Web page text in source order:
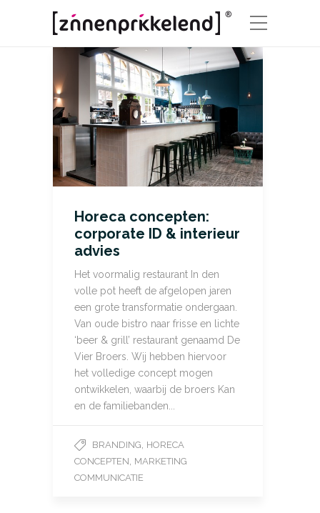
Horeca concepten:
corporate ID & interieur
advies
Het voormalig restaurant In den
volle pot heeft de afgelopen jaren
een grote transformatie ondergaan.
Van oude bistro naar frisse en lichte
‘beer & grill’ restaurant genaamd De
Vier Broers. Wij hebben hiervoor
het volledige concept mogen
ontwikkelen, waarbij de broers Kan
en de familiebanden...
BRANDING HORECA
CONCEPTEN MARKETING
COMMUNICATIE